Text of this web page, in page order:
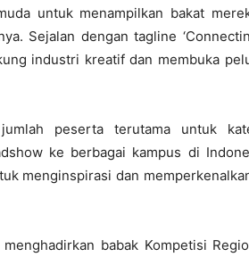
untuk menampilkan bakat
Sejalan dengan tagline
industri kreatif dan membuka
peserta terutama untuk
ke berbagai kampus di
menginspirasi dan
babak Kompetisi